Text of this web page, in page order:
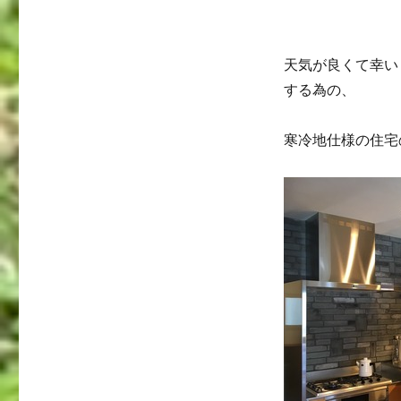
天気が良くて幸
する為の、
寒冷地仕様の住